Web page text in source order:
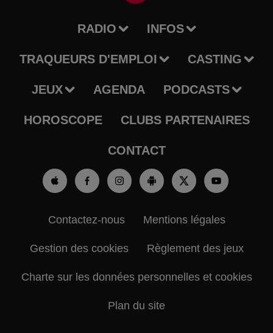
RADIO INFOS
TRAQUEURS D'EMPLOI CASTING
JEUX AGENDA PODCASTS
HOROSCOPE CLUBS PARTENAIRES
CONTACT
Contactez-nous Mentions légales
Gestion des cookies Règlement des jeux
Charte sur les données personnelles et cookies
Plan du site